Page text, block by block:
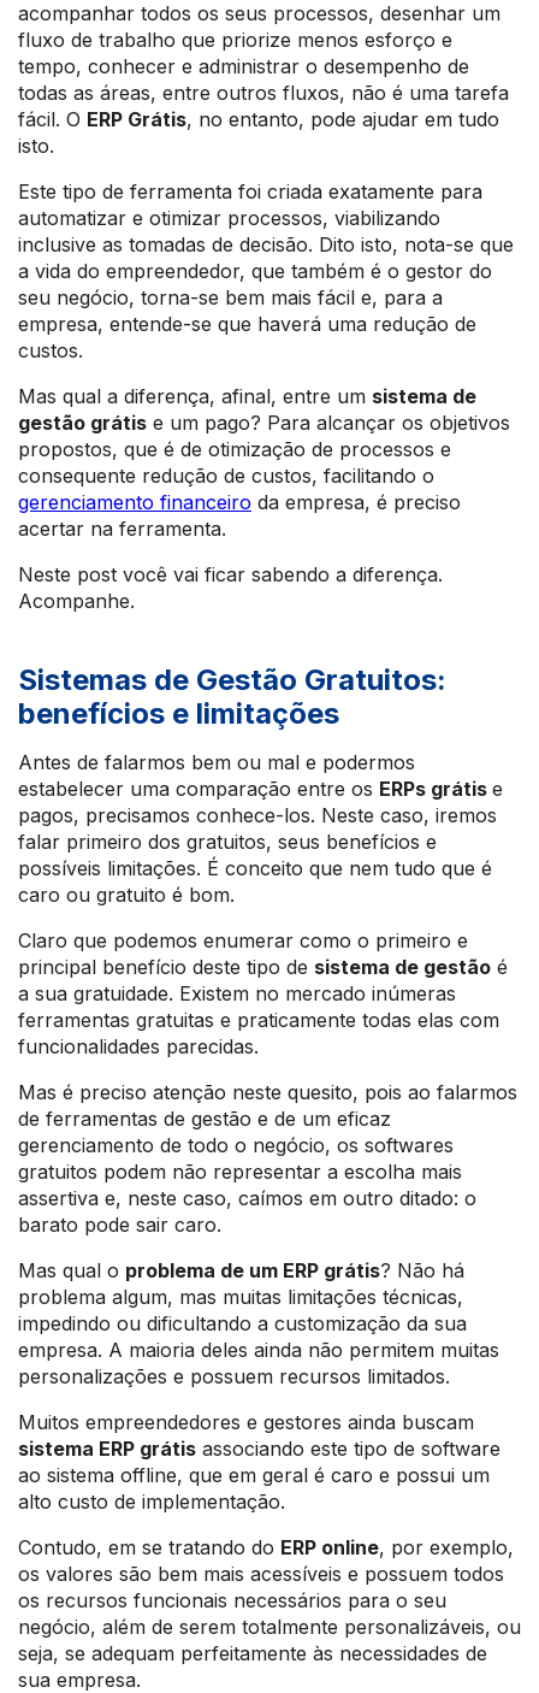
acompanhar todos os seus processos, desenhar um
fluxo de trabalho que priorize menos esforço e
tempo, conhecer e administrar o desempenho de
todas as áreas, entre outros fluxos, não é uma tarefa
fácil. O ERP Grátis, no entanto, pode ajudar em tudo
isto.
Este tipo de ferramenta foi criada exatamente para
automatizar e otimizar processos, viabilizando
inclusive as tomadas de decisão. Dito isto, nota-se que
a vida do empreendedor, que também é o gestor do
seu negócio, torna-se bem mais fácil e, para a
empresa, entende-se que haverá uma redução de
custos.
Mas qual a diferença, afinal, entre um sistema de
gestão grátis e um pago? Para alcançar os objetivos
propostos, que é de otimização de processos e
consequente redução de custos, facilitando o
gerenciamento financeiro da empresa, é preciso
acertar na ferramenta.
Neste post você vai ficar sabendo a diferença.
Acompanhe.
Sistemas de Gestão Gratuitos:
benefícios e limitações
Antes de falarmos bem ou mal e podermos
estabelecer uma comparação entre os ERPs grátis e
pagos, precisamos conhece-los. Neste caso, iremos
falar primeiro dos gratuitos, seus benefícios e
possíveis limitações. É conceito que nem tudo que é
caro ou gratuito é bom.
Claro que podemos enumerar como o primeiro e
principal benefício deste tipo de sistema de gestão é
a sua gratuidade. Existem no mercado inúmeras
ferramentas gratuitas e praticamente todas elas com
funcionalidades parecidas.
Mas é preciso atenção neste quesito, pois ao falarmos
de ferramentas de gestão e de um eficaz
gerenciamento de todo o negócio, os softwares
gratuitos podem não representar a escolha mais
assertiva e, neste caso, caímos em outro ditado: o
barato pode sair caro.
Mas qual o problema de um ERP grátis? Não há
problema algum, mas muitas limitações técnicas,
impedindo ou dificultando a customização da sua
empresa. A maioria deles ainda não permitem muitas
personalizações e possuem recursos limitados.
Muitos empreendedores e gestores ainda buscam
sistema ERP grátis associando este tipo de software
ao sistema offline, que em geral é caro e possui um
alto custo de implementação.
Contudo, em se tratando do ERP online, por exemplo,
os valores são bem mais acessíveis e possuem todos
os recursos funcionais necessários para o seu
negócio, além de serem totalmente personalizáveis, ou
seja, se adequam perfeitamente às necessidades de
sua empresa.